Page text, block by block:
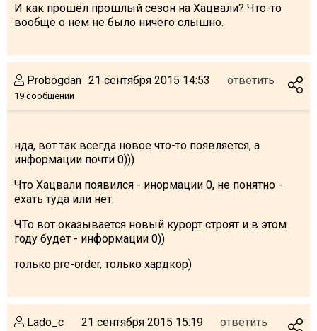
И как прошёл прошлый сезон на Хацвали? Что-то
вообще о нём не было ничего слышно.
Probogdan
19 сообщений
21 сентября 2015 14:53 ответить
нда, вот так всегда новое что-то появляется, а
информации почти 0)))
Что Хацвали появился - инормации 0, не понятно -
ехать туда или нет.
ЧТо вот оказывается новый курорт строят и в этом
году будет - информации 0))
только pre-order, только хардкор)
Lado_c 21 сентября 2015 15:19 ответить